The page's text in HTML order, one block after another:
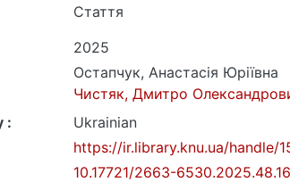
Стаття
2025
Остапчук, Анастасія Юріївна
Чистяк, Дмитро
:
Ukrainian
https://ir.library.knu.ua/handle/
10.17721/2663-6530.2025.48.16